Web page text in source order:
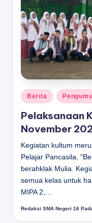
Posted
in
Berita
Pelaksanaan
November
Kegiatan kultum
Pelajar Pancasila,
berahklak Mulia.
semua kelas untuk
MIPA 2,…
Posted
Redaksi SMA Negeri 16